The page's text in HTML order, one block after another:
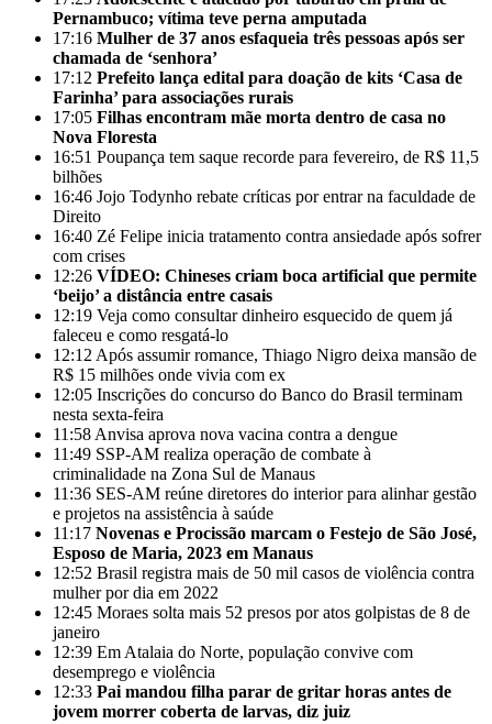
Pernambuco; vítima teve perna amputada
17:16 Mulher de 37 anos esfaqueia três pessoas após ser
chamada de ‘senhora’
17:12 Prefeito lança edital para doação de kits ‘Casa de
Farinha’ para associações rurais
17:05 Filhas encontram mãe morta dentro de casa no
Nova Floresta
16:51 Poupança tem saque recorde para fevereiro, de R$ 11,5
bilhões
16:46 Jojo Todynho rebate críticas por entrar na faculdade de
Direito
16:40 Zé Felipe inicia tratamento contra ansiedade após sofrer
com crises
12:26 VÍDEO: Chineses criam boca artificial que permite
‘beijo’ a distância entre casais
12:19 Veja como consultar dinheiro esquecido de quem já
faleceu e como resgatá-lo
12:12 Após assumir romance, Thiago Nigro deixa mansão de
R$ 15 milhões onde vivia com ex
12:05 Inscrições do concurso do Banco do Brasil terminam
nesta sexta-feira
11:58 Anvisa aprova nova vacina contra a dengue
11:49 SSP-AM realiza operação de combate à
criminalidade na Zona Sul de Manaus
11:36 SES-AM reúne diretores do interior para alinhar gestão
e projetos na assistência à saúde
11:17 Novenas e Procissão marcam o Festejo de São José,
Esposo de Maria, 2023 em Manaus
12:52 Brasil registra mais de 50 mil casos de violência contra
mulher por dia em 2022
12:45 Moraes solta mais 52 presos por atos golpistas de 8 de
janeiro
12:39 Em Atalaia do Norte, população convive com
desemprego e violência
12:33 Pai mandou filha parar de gritar horas antes de
jovem morrer coberta de larvas, diz juiz